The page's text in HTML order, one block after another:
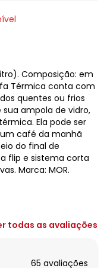
Composição: em
Térmica conta com
quentes ou frios
ampola de vidro,
Ela pode ser
café da manhã
do final de
flip e sistema corta
Marca: MOR.
de 1L e
todas as avaliações
65 avaliações